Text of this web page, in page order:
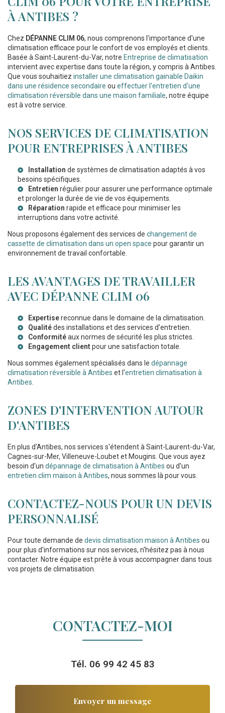
À ANTIBES ?
Chez DÉPANNE CLIM 06, nous comprenons l'importance d'une
climatisation efficace pour le confort de vos employés et clients.
Basée à Saint-Laurent-du-Var, notre Entreprise de climatisation
intervient avec expertise dans toute la région, y compris à Antibes.
Que vous souhaitiez installer une climatisation gainable Daikin
dans une résidence secondaire ou effectuer l'entretien d'une
climatisation réversible dans une maison familiale, notre équipe
est à votre service.
NOS SERVICES DE CLIMATISATION
POUR ENTREPRISES À ANTIBES
Installation de systèmes de climatisation adaptés à vos
besoins spécifiques.
Entretien régulier pour assurer une performance optimale
et prolonger la durée de vie de vos équipements.
Réparation rapide et efficace pour minimiser les
interruptions dans votre activité.
Nous proposons également des services de changement de
cassette de climatisation dans un open space pour garantir un
environnement de travail confortable.
LES AVANTAGES DE TRAVAILLER
AVEC DÉPANNE CLIM 06
Expertisereconnue dans le domaine de la climatisation.
Qualitédes installations et des services d'entretien.
Conformitéaux normes de sécurité les plus strictes.
Engagement client pour une satisfaction totale.
Nous sommes également spécialisés dans le dépannage
climatisation réversible à Antibes et l'entretien climatisation à
Antibes
ZONES D'INTERVENTION AUTOUR
D'ANTIBES
En plus d'Antibes, nos services s'étendent à Saint-Laurent-du-Var,
Cagnes-sur-Mer, Villeneuve-Loubet et Mougins. Que vous ayez
besoin d'un dépannage de climatisation à Antibes ou d'un
entretien clim maison à Antibes, nous sommes là pour vous.
CONTACTEZ-NOUS POUR UN DEVIS
PERSONNALISÉ
Pour toute demande de devis climatisation maison à Antibes ou
pour plus d'informations sur nos services, n'hésitez pas à nous
contacter. Notre équipe est prête à vous accompagner dans tous
vos projets de climatisation.
CONTACTEZ-MOI
Tél. 06 99 42 45 83
Envoyer un message